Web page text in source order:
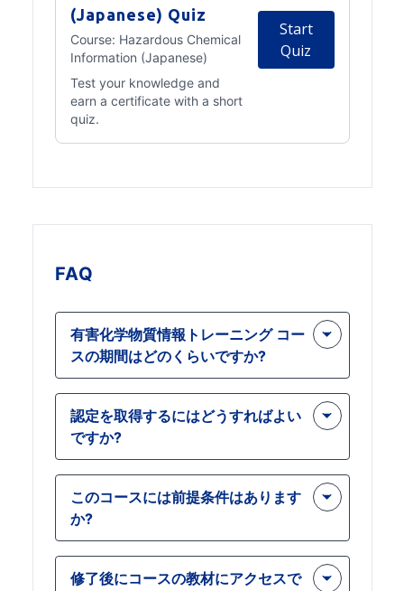
(Japanese) Quiz
Course: Hazardous Chemical
Information (Japanese)
Test your knowledge and
earn a certificate with a short
quiz.
Start
Quiz
FAQ
有害化学物質情報トレーニング コー
スの期間はどのくらいですか?
このコースは、オンラインで自分のペ
ースで通常 4 ～ 6 時間以内に完了で
きるように設計されています。自分の
スケジュールに合わせていつでもコー
スを開始および終了できるため、忙し
い専門家にとっても柔軟な対応が可能
です。
認定を取得するにはどうすればよい
ですか?
オンライン トレーニングを完了し、最
終テストに 70% 以上のスコアで合格
すると、認定資格を取得できます。認
定は電子的に授与され、記録用にダウ
このコースには前提条件はあります
か?
特定の前提条件は必要ありません。た
だし、化学物質の安全性についての基
修了後にコースの教材にアクセスで